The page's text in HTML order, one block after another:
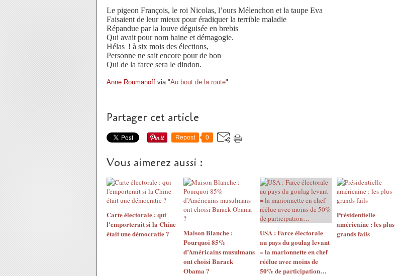
Le pigeon François, le roi Nicolas, l’ours Mélenchon et la taupe Eva
Faisaient de leur mieux pour éradiquer la terrible maladie
Répandue par la louve déguisée en brebis
Qui avait pour nom haine et démagogie.
Hélas ! à six mois des élections,
Personne ne sait encore pour de bon
Qui de la farce sera le dindon.
Anne Roumanoff via "Au bout de la route"
Partager cet article
Repost 0
Vous aimerez aussi :
Carte électorale : qui
l'emporterait si la Chine
était une démocratie ?
Maison Blanche :
Pourquoi 85%
d’Américains musulmans
ont choisi Barack
Obama ?
USA : Farce électorale
au pays du goulag levant
= la marionnette en chef
réélue avec moins de
50% de participation…
Présidentielle
américaine : les plus
grands fails